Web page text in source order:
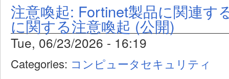
注意喚起: Fortinet製品に関連す
に関する注意喚起 (公開)
Tue, 06/23/2026 - 16:19
Categories: コンピュータセキュリティ